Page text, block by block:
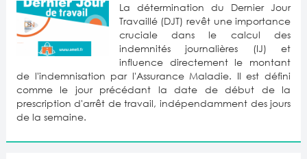
La détermination du Dernier Jour
Travaillé (DJT) revêt une importance
cruciale dans le calcul des
indemnités journalières (IJ) et
influence directement le montant
de l'indemnisation par l'Assurance Maladie. Il est défini
comme le jour précédant la date de début de la
prescription d'arrêt de travail, indépendamment des jours
de la semaine.